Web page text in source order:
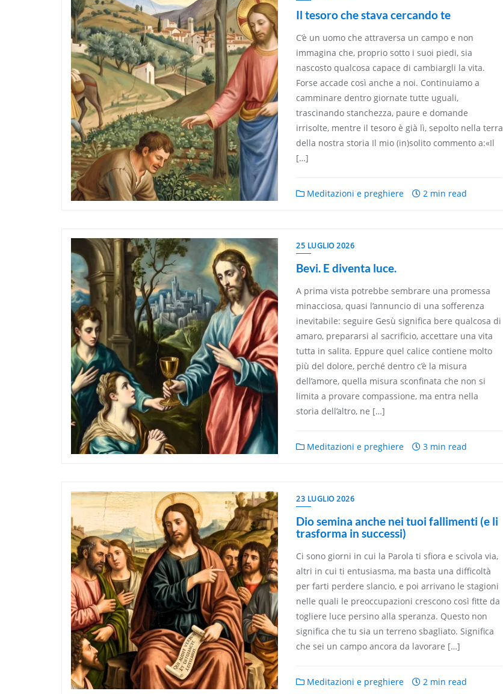
Il tesoro che stava cercando te
C’è un uomo che attraversa un campo e non
immagina che, proprio sotto i suoi piedi, sia
nascosto qualcosa capace di cambiargli la vita.
Forse accade così anche a noi. Continuiamo a
camminare dentro giornate tutte uguali,
trascinando stanchezza, paure e domande
irrisolte, mentre il tesoro è già lì, sepolto nella terra
della nostra storia Il mio (in)solito commento a:«Il
[…]
Meditazioni e preghiere 2 min read
25 LUGLIO 2026
Bevi. E diventa luce.
A prima vista potrebbe sembrare una promessa
minacciosa, quasi l’annuncio di una sofferenza
inevitabile: seguire Gesù significa bere qualcosa di
amaro, prepararsi al sacrificio, accettare una vita
tutta in salita. Eppure quel calice contiene molto
più del dolore, perché dentro c’è la misura
dell’amore, quella misura sconfinata che non si
limita a provare compassione, ma entra nella
storia dell’altro, ne […]
Meditazioni e preghiere 3 min read
23 LUGLIO 2026
Dio semina anche nei tuoi fallimenti (e li
trasforma in successi)
Ci sono giorni in cui la Parola ti sfiora e scivola via,
altri in cui ti entusiasma, ma basta una difficoltà
per farti perdere slancio, e poi arrivano le stagioni
nelle quali le preoccupazioni crescono così fitte da
togliere luce persino alla speranza. Questo non
significa che tu sia un terreno sbagliato. Significa
che sei un campo ancora da lavorare […]
Meditazioni e preghiere 2 min read